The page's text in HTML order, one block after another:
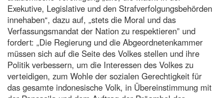
Exekutive, Legislative und den Strafverfolgungsbehörden
innehaben“, dazu auf, „stets die Moral und das
Verfassungsmandat der Nation zu respektieren” und
fordert: „Die Regierung und die Abgeordnetenkammer
müssen sich auf die Seite des Volkes stellen und ihre
Politik verbessern, um die Interessen des Volkes zu
verteidigen, zum Wohle der sozialen Gerechtigkeit für
das gesamte indonesische Volk, in Übereinstimmung mit